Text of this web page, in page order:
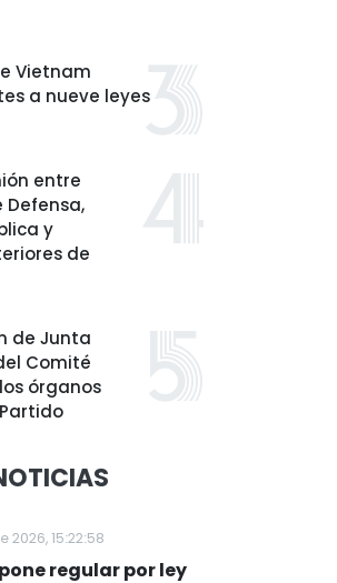
Vietnam
a nueve leyes
entre
Defensa,
y
de
de Junta
Comité
órganos
15:22:58
regular por ley